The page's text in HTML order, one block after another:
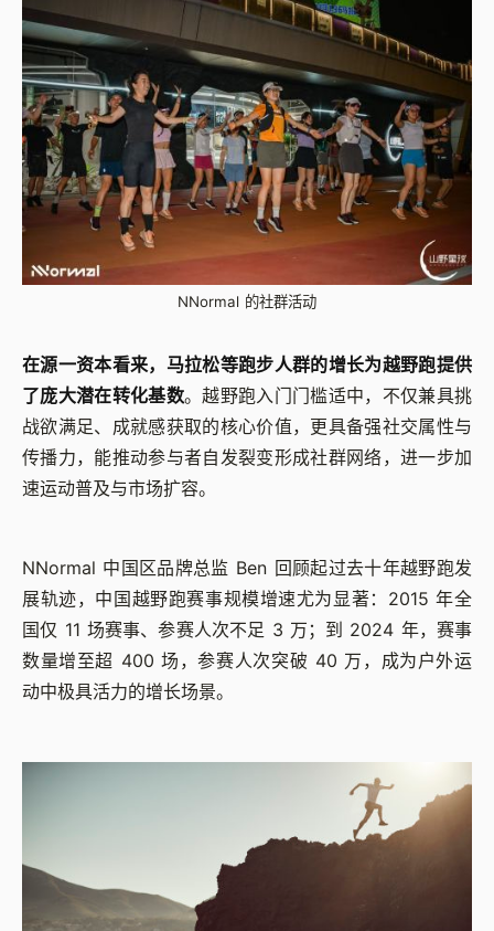
NNormal 的社群活动
在源一资本看来，马拉松等跑步人群的增长为越野跑提供
了庞大潜在转化基数。越野跑入门门槛适中，不仅兼具挑
战欲满足、成就感获取的核心价值，更具备强社交属性与
传播力，能推动参与者自发裂变形成社群网络，进一步加
速运动普及与市场扩容。
NNormal 中国区品牌总监 Ben 回顾起过去十年越野跑发
展轨迹，中国越野跑赛事规模增速尤为显著：2015 年全
国仅 11 场赛事、参赛人次不足 3 万；到 2024 年，赛事
数量增至超 400 场，参赛人次突破 40 万，成为户外运
动中极具活力的增长场景。